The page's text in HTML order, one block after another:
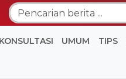
KONSULTASI UMUM TIPS